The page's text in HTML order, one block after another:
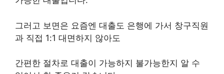
그러고 보면은 요즘엔 대출도 은행에 가서 창구직원
과 직접 1:1 대면하지 않아도
간편한 절차로 대출이 가능하지 불가능한지 알 수